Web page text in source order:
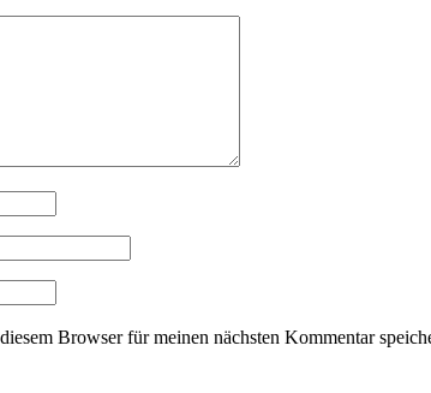
Browser für meinen nächsten Kommentar